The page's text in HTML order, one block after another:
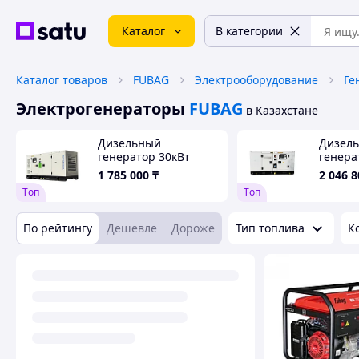
Каталог В категории
Каталог товаров FUBAG Электрооборудование
Электрогенераторы FUBAG в Казахстане
Tоп
Дизельный
генератор 30кВт
40кВА в кожухе АВР
1 785 000 ₸
Tоп
55кВА
2 046
По рейтингу Дешевле Дороже Тип топлива